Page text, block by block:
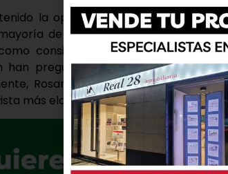
la oportunidad de preguntarle
de las preguntas estaban
consiguió hacerse tan
han preguntado sobre cuestiones
Rosana Largo ha acudido a la
más elaborada.